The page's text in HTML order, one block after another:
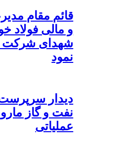
قائم مقام
و مالی فولاد
شهدای شرکت
نمود
دیدار
نفت و گاز
عملیاتی